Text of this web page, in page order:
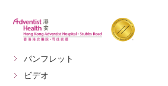
パンフレット
ビデオ